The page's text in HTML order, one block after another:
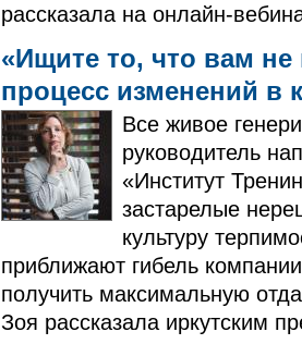
рассказала на онлайн-
«Ищите то, что вам не
процесс изменений в
​​​​​​​Все живое
руководитель
«Институт
застарелые
культуру
приближают гибель
получить максимальную
Зоя рассказала иркутским